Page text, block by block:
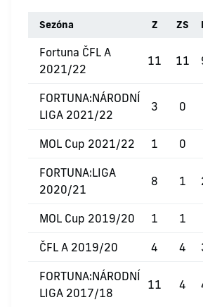
Sezóna Z ZS
Fortuna ČFL A
2021/22
11 11
FORTUNA:NÁRODNÍ
LIGA 2021/22
3 0
MOL Cup 2021/22 1 0
FORTUNA:LIGA
2020/21
8 1
MOL Cup 2019/20 1 1
ČFL A 2019/20 4 4
FORTUNA:NÁRODNÍ
LIGA 2017/18
11 4